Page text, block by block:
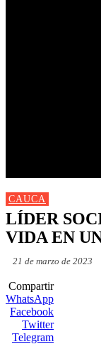
CAUCA
LÍDER
VIDA EN
21 de marzo de 2023
Compartir
WhatsApp
Facebook
Twitter
Telegram